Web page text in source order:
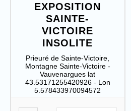
EXPOSITION
SAINTE-
VICTOIRE
INSOLITE
Prieuré de Sainte-Victoire,
Montagne Sainte-Victoire -
Vauvenargues lat
43.53171255420926 - Lon
5.578433970094572